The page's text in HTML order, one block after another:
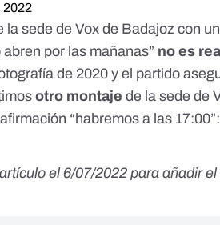
2022
la sede de Vox de Badajoz con
por las mañanas” no es
de 2020 y el partido
otro montaje de la sede de
“habremos a las
el 6/07/2022 para añadir